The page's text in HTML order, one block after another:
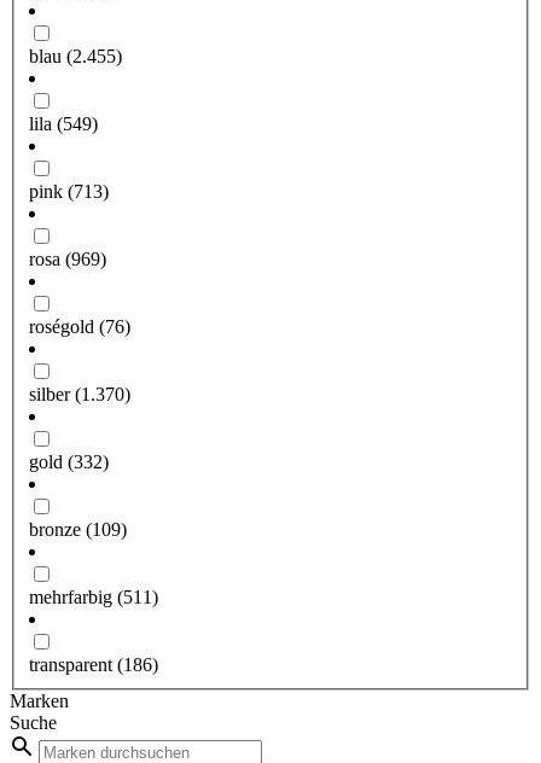
blau (2.455)
lila (549)
pink (713)
rosa (969)
roségold (76)
silber(1.370)
gold (332)
bronze (109)
mehrfarbig (511)
transparent (186)
Marken
Suche